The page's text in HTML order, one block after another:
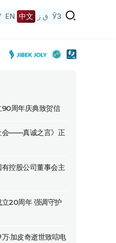
EN 中文 ق ز ЎЗ
周年庆典致贺信
会——真诚之言》正
控股公司董事会主
20周年 强调守护
·加皮奇逝世致唁电